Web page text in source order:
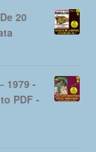
20
1979 -
PDF -